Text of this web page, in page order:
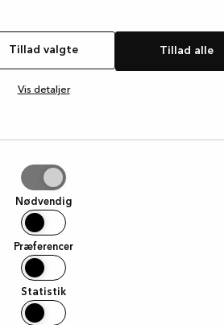
Tillad valgte Tillad alle
Vis detaljer
Nødvendig
Præferencer
Statistik
(see the